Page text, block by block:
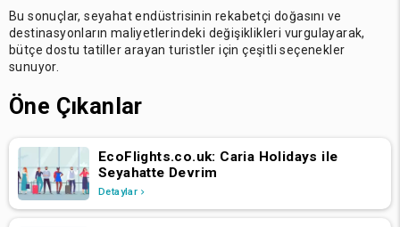
Bu sonuçlar, seyahat endüstrisinin rekabetçi doğasını ve
destinasyonların maliyetlerindeki değişiklikleri vurgulayarak,
bütçe dostu tatiller arayan turistler için çeşitli seçenekler
sunuyor.
Öne Çıkanlar
EcoFlights.co.uk: Caria Holidays ile
Seyahatte Devrim
Detaylar